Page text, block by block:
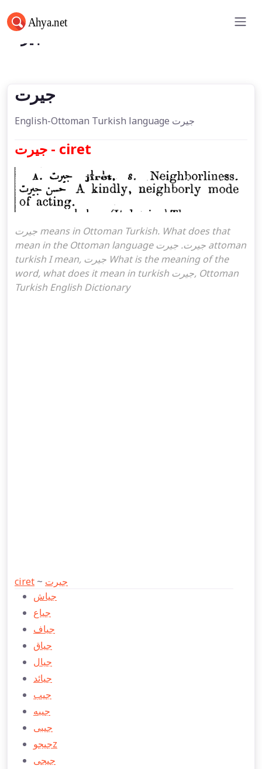
جیرت
جیرت
English-Ottoman Turkish language جیرت
جیرت - ciret
جیرت means in Ottoman Turkish. What does that
mean in the Ottoman language جیرت. جیرت attoman
turkish I mean, جیرت What is the meaning of the
word, what does it mean in turkish جیرت, Ottoman
Turkish English Dictionary
ciret ~ جیرت
جياش
جياع
جياف
جياق
جيال
جيائد
جیب
جیبه
جیبی
جیجوz
جیجی